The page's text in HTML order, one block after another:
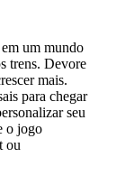
um mundo
trens. Devore
mais.
para chegar
seu
o jogo
ou